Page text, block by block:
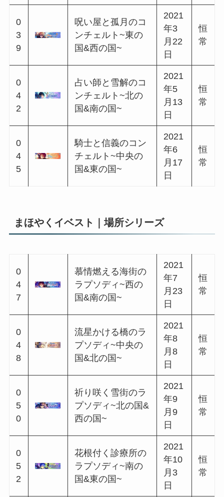
0
1
6
神聖なる宝剣のエ
チュード~中央の
国&東の国~
2020
年5
月21
日
恒
常
0
1
8
雨宿りのカエルの
エチュード~南の
国&北の国~
2020
年6
月18
日
恒
常
0
2
1
哀愁のひまわりの
エチュード~東の
国&南の国~
2020
年7
月23
日
恒
常
まほやくイベスト｜依頼人シリーズ
0
2
2
純真な機織りのバ
ラッド~北の国&東
の国~
2020
年8
月7
日
恒
常
0
2
5
夢抱く飛行士のバ
ラッド~西の国&中
央の国~
2020
年9
月4
日
恒
常
0
2
8
極光祈る犬使いの
バラッド~中央の
国&西の国~
2020
年10
月8
日
恒
常
0
3
0
勇敢な開拓者のバ
ラッド~南の国&北
の国~
2020
年11
月6
日
恒
常